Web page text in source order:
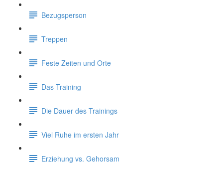
Bezugsperson
Treppen
Feste Zeiten und Orte
Das Training
Die Dauer des Trainings
Viel Ruhe im ersten Jahr
Erziehung vs. Gehorsam